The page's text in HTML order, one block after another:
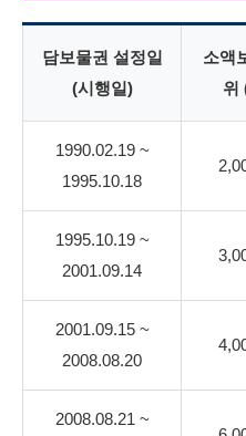
담보물권 설정일
(시행일)
소액
위
1990.02.19 ~
1995.10.18
1995.10.19 ~
2001.09.14
2001.09.15 ~
2008.08.20
2008.08.21 ~